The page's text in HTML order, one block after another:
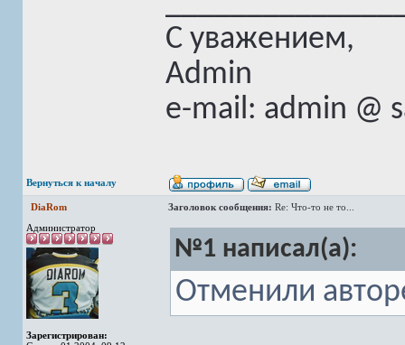
С уважением,
Admin
e-mail: admin @
Вернуться к началу
DiaRom Заголовок сообщения: Re: Что-то не то...
Администратор
Зарегистрирован:
№1 написал(а):
Отменили